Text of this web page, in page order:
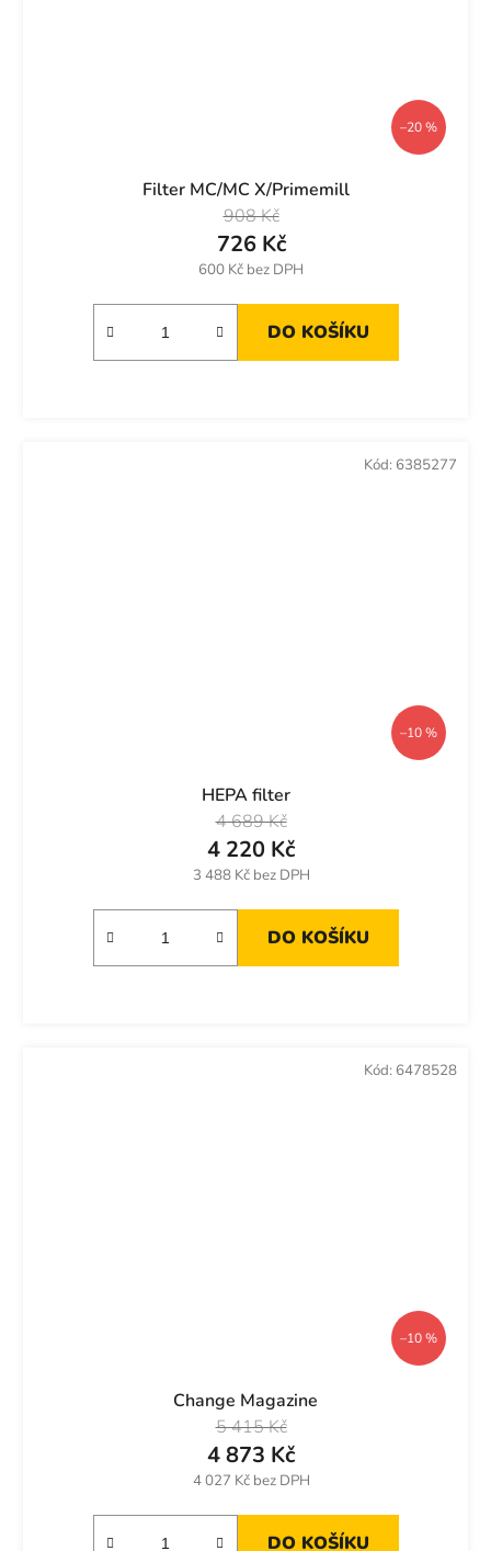
–20 %
Filter MC/MC X/Primemill
600 Kč bez DPH
726 Kč
908 Kč
DO KOŠÍKU
–10 %
HEPA filter
3 488 Kč bez DPH
4 220 Kč
4 689 Kč
DO KOŠÍKU
Kód: 6385277
–10 %
Change Magazine
4 027 Kč bez DPH
4 873 Kč
5 415 Kč
DO KOŠÍKU
Kód: 6478528